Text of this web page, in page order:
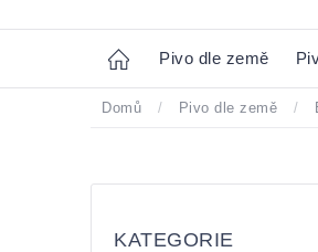
Home Pivo dle země
Domů / Pivo dle země /
panel
KATEGORIE